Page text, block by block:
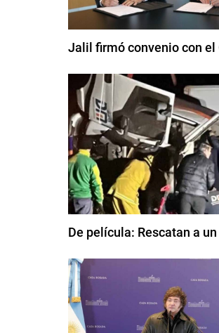
Jalil firmó convenio con el
De película: Rescatan a